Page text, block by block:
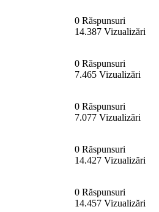
0 Răspunsuri
14.387 Vizualizări
0 Răspunsuri
7.465 Vizualizări
0 Răspunsuri
7.077 Vizualizări
0 Răspunsuri
14.427 Vizualizări
0 Răspunsuri
14.457 Vizualizări